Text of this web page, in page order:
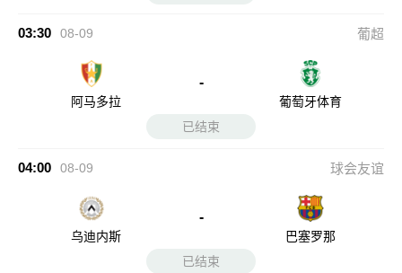
03:30 08-09 葡超
阿马多拉
-
葡萄牙体育
已结束
04:00 08-09 球会友谊
乌迪内斯
-
巴塞罗那
已结束